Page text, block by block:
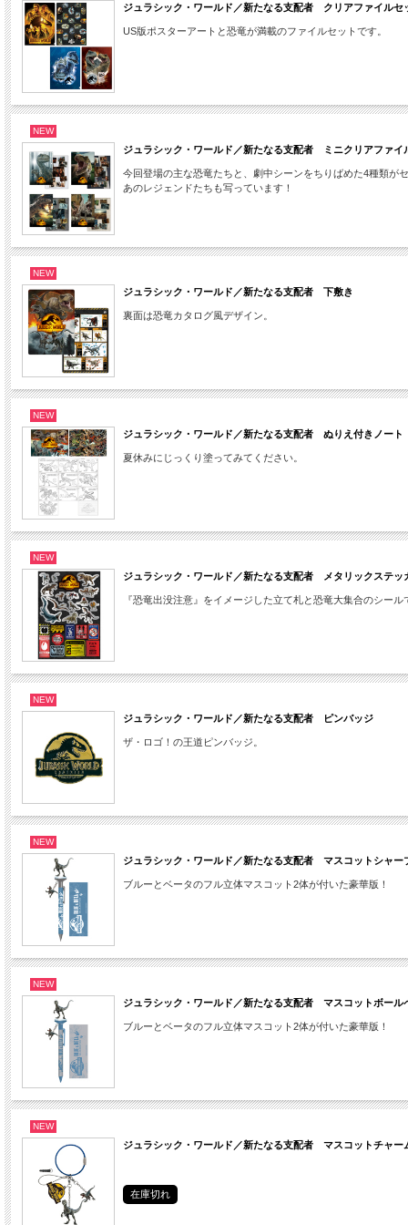
ジュラシック・ワールド／新たなる支配者 クリアファイルセ
US版ポスターアートと恐竜が満載のファイルセットです。
NEW
ジュラシック・ワールド／新たなる支配者 ミニクリアファイ
今回登場の主な恐竜たちと、劇中シーンをちりばめた4種類がセ
あのレジェンドたちも写っています！
NEW
ジュラシック・ワールド／新たなる支配者 下敷き
裏面は恐竜カタログ風デザイン。
NEW
ジュラシック・ワールド／新たなる支配者 ぬりえ付きノート
夏休みにじっくり塗ってみてください。
NEW
ジュラシック・ワールド／新たなる支配者 メタリックステッ
『恐竜出没注意』をイメージした立て札と恐竜大集合のシール
NEW
ジュラシック・ワールド／新たなる支配者 ピンバッジ
ザ・ロゴ！の王道ピンバッジ。
NEW
ジュラシック・ワールド／新たなる支配者 マスコットシャー
ブルーとベータのフル立体マスコット2体が付いた豪華版！
NEW
ジュラシック・ワールド／新たなる支配者 マスコットボール
ブルーとベータのフル立体マスコット2体が付いた豪華版！
NEW
ジュラシック・ワールド／新たなる支配者 マスコットチャー
在庫切れ